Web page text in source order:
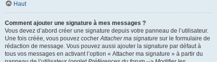
Haut
Comment ajouter une signature à mes messages ?
Vous devez d’abord créer une signature depuis votre panneau de l’utilisateur.
Une fois créée, vous pouvez cocherAttacher ma signature sur le formulaire de
rédaction de message. Vous pouvez aussi ajouter la signature par défaut à
tous vos messages en activant l’option « Attacher ma signature » à partir du